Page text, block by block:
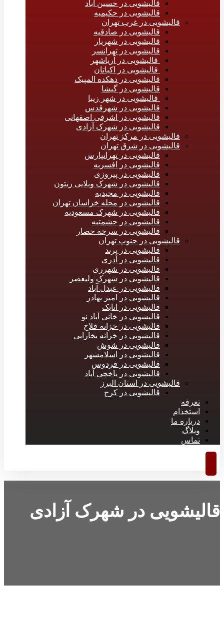
قالیشویی در حسین آباد
قالیشویی در حکیمیه
قالیشویی در غرب تهران
قالیشویی در صادقیه
قالیشویی در شهریار
قالیشویی در تهرانسر
قالیشویی در آریاشهر
قالیشویی در اکباتان
قالیشویی در دهکده المپیک
قالیشویی در گیشا
قالیشویی در شهر زیبا
قالیشویی در شهرقدس
قالیشویی در اشرفی اصفهانی
قالیشویی در شهرک آزادی
قالیشویی در مرکز تهران
قالیشویی در شرق تهران
قالیشویی در تهرانپارس
قالیشویی در افسریه
قالیشویی در پیروزی
قالیشویی در شهرک ویلایی زیتون
قالیشویی در مجیدیه
قالیشویی در محله خراسان تهران
قالیشویی در شهرک مسعودیه
قالیشویی در حشمتیه
قالیشویی در سرخه حصار
قالیشویی در جنوب تهران
قالیشویی در پرند
قالیشویی در آذری
قالیشویی در شهرری
قالیشویی در شهرک ولیعصر
قالیشویی در عبدل آباد
قالیشویی در امیر بهادر
قالیشویی در اتابک
قالیشویی در خانی آباد نو
قالیشویی در خزانه فلاح
قالیشویی در خزانه بخارایی
قالیشویی در شوش
قالیشویی در اسلامشهر
قالیشویی در فردوس
قالیشویی در یاخچی آباد
قالیشویی در استان البرز
قالیشویی در کرج
تعرفه
استخدام
درباره ما
وبلاگ
تماس
قالیشویی در شهرک آزادی